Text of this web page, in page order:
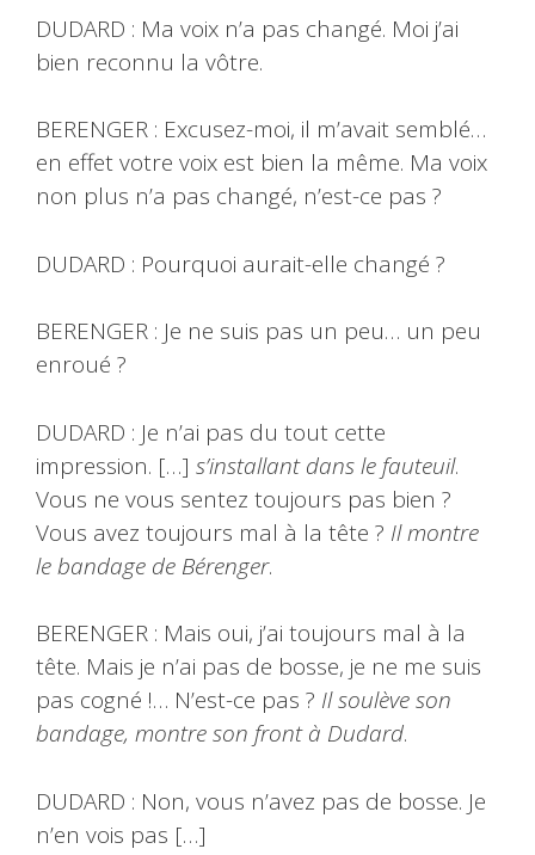
DUDARD : Ma voix n’a pas changé. Moi j’ai
bien reconnu la vôtre.
BERENGER : Excusez-moi, il m’avait semblé…
en effet votre voix est bien la même. Ma voix
non plus n’a pas changé, n’est-ce pas ?
DUDARD : Pourquoi aurait-elle changé ?
BERENGER : Je ne suis pas un peu… un peu
enroué ?
DUDARD : Je n’ai pas du tout cette
impression. […] s’installant dans le fauteuil.
Vous ne vous sentez toujours pas bien ?
Vous avez toujours mal à la tête ? Il montre
le bandage de Bérenger.
BERENGER : Mais oui, j’ai toujours mal à la
tête. Mais je n’ai pas de bosse, je ne me suis
pas cogné !… N’est-ce pas ? Il soulève son
bandage, montre son front à Dudard.
DUDARD : Non, vous n’avez pas de bosse. Je
n’en vois pas […]